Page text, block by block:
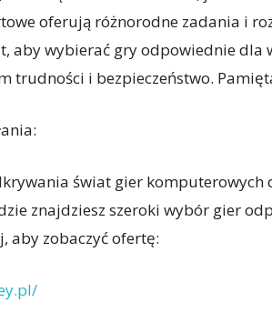
oferują różnorodne zadania i
aby wybierać gry odpowiednie dla
trudności i bezpieczeństwo.
świat gier komputerowych
znajdziesz szeroki wybór gier
aby zobaczyć ofertę: